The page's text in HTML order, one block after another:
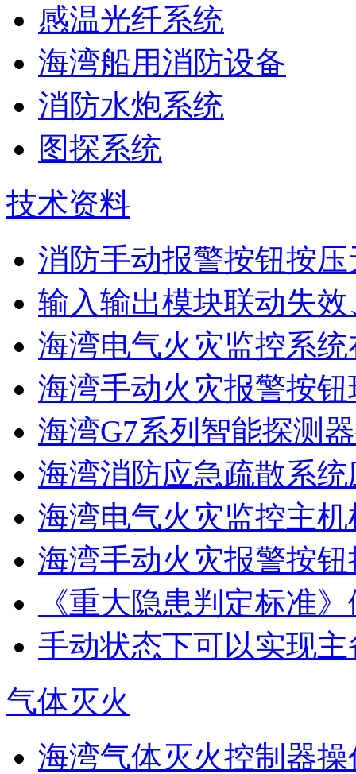
感温光纤系统
海湾船用消防设备
消防水炮系统
图探系统
技术资料
消防手动报警按钮按
输入输出模块联动失
海湾电气火灾监控系统
海湾手动火灾报警按钮
海湾G7系列智能探测
海湾消防应急疏散系统
海湾电气火灾监控主
海湾手动火灾报警按
《重大隐患判定标准
手动状态下可以实现
气体灭火
海湾气体灭火控制器操